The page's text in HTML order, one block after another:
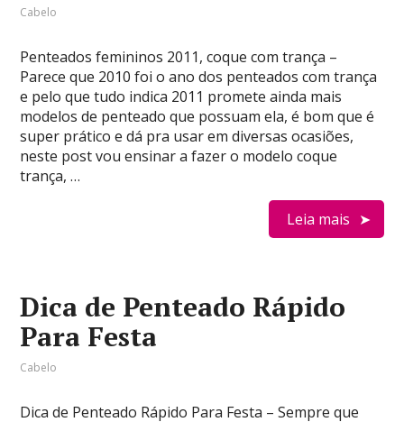
Cabelo
Penteados femininos 2011, coque com trança –
Parece que 2010 foi o ano dos penteados com trança
e pelo que tudo indica 2011 promete ainda mais
modelos de penteado que possuam ela, é bom que é
super prático e dá pra usar em diversas ocasiões,
neste post vou ensinar a fazer o modelo coque
trança, …
Leia mais
Dica de Penteado Rápido
Para Festa
Cabelo
Dica de Penteado Rápido Para Festa – Sempre que